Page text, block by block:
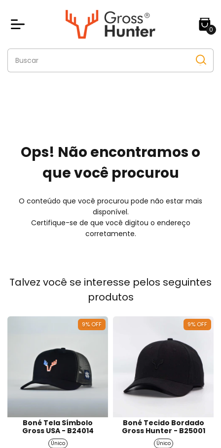
0
Ops! Não encontramos o
que você procurou
O conteúdo que você procurou pode não estar mais
disponível.
Certifique-se de que você digitou o endereço
corretamente.
Talvez você se interesse pelos seguintes
produtos
9% OFF
Boné Tela Símbolo
Gross USA - B24014
Único
9% OFF
Boné Tecido Bordado
Gross Hunter - B25001
Único